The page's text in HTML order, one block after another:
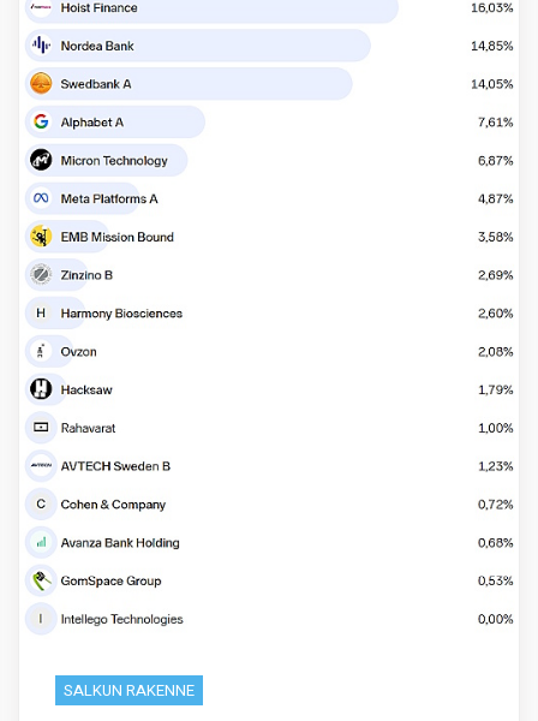
SALKUN RAKENNE